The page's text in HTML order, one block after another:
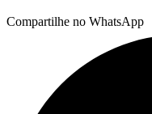
Compartilhe no WhatsApp